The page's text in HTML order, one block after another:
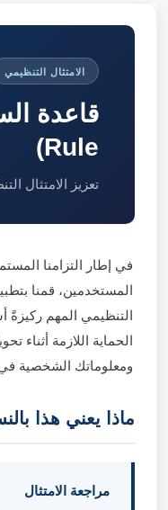
الامتثال التنظيمي
Rule)
تعزيز الامتثال
في إطار التزامنا
المستخدمين، قمنا
التنظيمي المهم ركيزةً
الحماية اللازمة أثناء
ومعلوماتك الشخصية
ماذا يعني هذا
مراجعة الامتثال